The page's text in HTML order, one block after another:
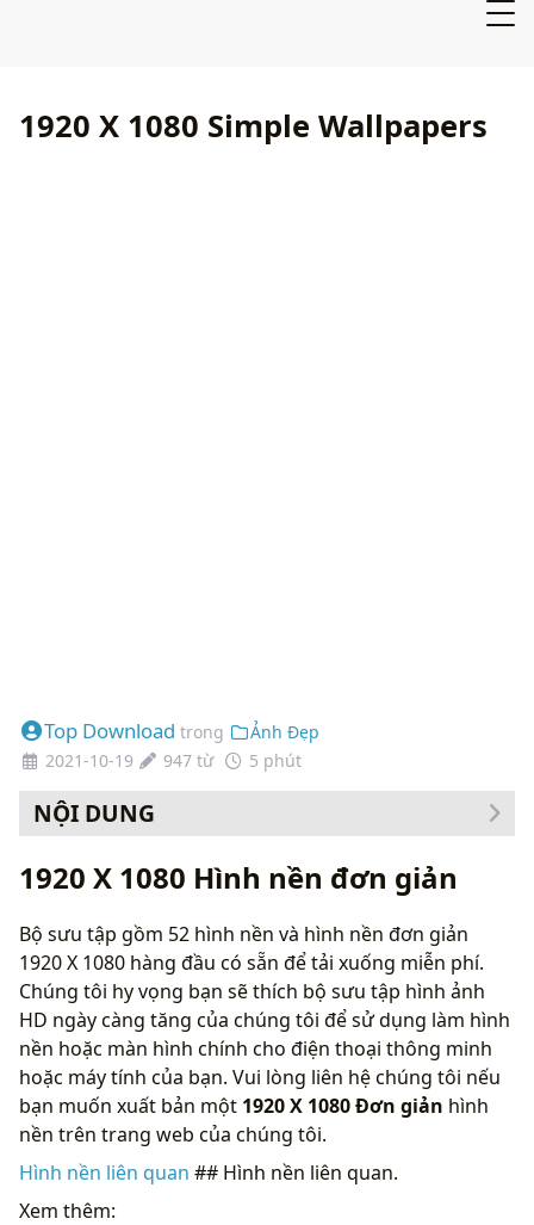
1920 X 1080 Simple Wallpapers
Top Download trong
Ảnh Đẹp
2021-10-19
947 từ 5 phút
NỘI DUNG
1920 X 1080 Hình nền đơn giản
Bộ sưu tập gồm 52 hình nền và hình nền đơn giản
1920 X 1080 hàng đầu có sẵn để tải xuống miễn phí.
Chúng tôi hy vọng bạn sẽ thích bộ sưu tập hình ảnh
HD ngày càng tăng của chúng tôi để sử dụng làm hình
nền hoặc màn hình chính cho điện thoại thông minh
hoặc máy tính của bạn. Vui lòng liên hệ chúng tôi nếu
bạn muốn xuất bản một 1920 X 1080 Đơn giản hình
nền trên trang web của chúng tôi.
Hình nền liên quan ## Hình nền liên quan.
Xem thêm: